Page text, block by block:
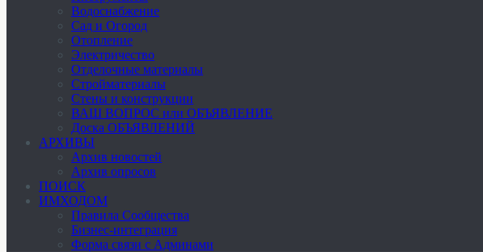
Водоснабжение
Сад и Огород
Отопление
Электричество
Отделочные материалы
Стройматериалы
Стены и конструкции
ВАШ ВОПРОС или ОБЪЯВЛЕНИЕ
Доска ОБЪЯВЛЕНИЙ
АРХИВЫ
Архив новостей
Архив опросов
ПОИСК
ИМХОДОМ
Правила Сообщества
Бизнес-интеграция
Форма связи с Админами